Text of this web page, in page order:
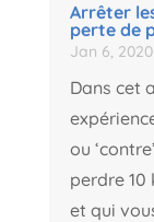
Arrêter
perte de
Jan 6, 2020
Dans cet
ou
perdre
et qui